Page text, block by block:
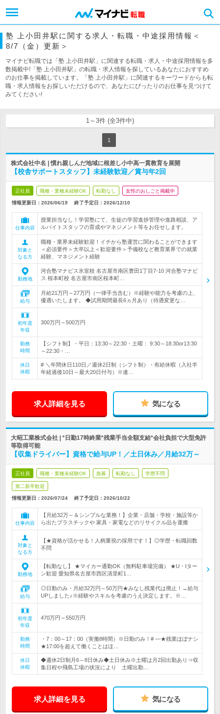
塾 上小田井駅に関する求人・転職・中途採用情報＜
8/7（金）更新＞
マイナビ転職では「塾 上小田井駅」に関連する転職・求人・中途採用情報を多
数掲載中!「塾 上小田井駅」の転職・求人情報を探しているあなたにおすすめ
のお仕事を掲載しています。「塾 上小田井駅」に関連するキーワードからも転
職・求人情報をお探しいただけるので、あなたにぴったりのお仕事を見つけて
みてください!
1～3件 (全3件中)
1
株式会社中名 | 慣れ親しんだ地域に根差し小中高一貫教育を展開
【校舎サポートスタッフ】未経験歓迎／賞与年2回
正社員 職種・業種未経験OK 転勤なし 女性のおしごと掲載中
情報更新日：2026/06/19 終了予定日： 2026/12/10
仕事内容
授業担当なし！学習塾にて、生徒の学習進捗管理や進路相談、ア
ルバイトスタッフの育成やマネジメント等をお任せします。
対象と
なる方
職種・業界未経験歓迎！イチから塾運営に関わることができます
＜必須要件＞大卒以上＜歓迎要件＞予備校など教育業界での就業
経験、マネジメント経験
勤務地
河合塾マナビス氷室校 名古屋市南区豊田1丁目7-10 河合塾マナビ
ス 桜本町校 名古屋市南区桜本町…
給与
月給21万円～27万円（一律手当含む）※経験や能力を考慮の上、
優遇いたします。 ◆試用期間最長6ヵ月あり（待遇変更な…
初年度
年収
300万円～500万円
勤務
時間
【シフト制】・平日：13:30～22:30・土曜： 9:30～18:30or13:30
～22:30・…
休日
休暇
# ＼年間休日110日／週休2日制（シフト制）・有給休暇（入社半
年経過後10日～最大20日付与）※連…
求人詳細を見る 気になる
大昭工業株式会社 | *日勤17時終業*残業手当全額支給*会社負担で大型免許
等取得可能
【収集ドライバー】資格で給与UP！／土日休み／月給32万～
正社員 職種・業種未経験OK 急募 転勤なし 学歴不問
第二新卒歓迎
情報更新日：2026/07/24 終了予定日： 2026/10/22
仕事内容
【月給32万～＆シンプルな業務！】企業・店舗・学校・施設等か
ら出たプラスチックや 家具・家電などのリサイクル品を運搬
対象と
なる方
【★資格が活かせる！人柄重視の採用です！】◎学歴・転職回数
不問
勤務地
【転勤なし】 ★マイカー通勤OK（無料駐車場完備） ★U・Iター
ン歓迎 愛知県名古屋市西区清里町1…
給与
◎日勤のみ・月給32万円～50万円★みなし残業代は廃止！→給与
UPしました♪※経験やスキルを考慮のうえ決定します。※…
初年度
年収
470万円～550万円
勤務
時間
・7：00～17：00（実働8時間）※日勤のみ！# ―★残業ほぼナシ
★17:00を超えて働くことはほ…
休日
休暇
◆週休2日制月6～8日休み◆土日休み※土曜は月2回出勤あり⇒収
集日程や飛島工場の状況により 土曜出勤…
求人詳細を見る 気になる